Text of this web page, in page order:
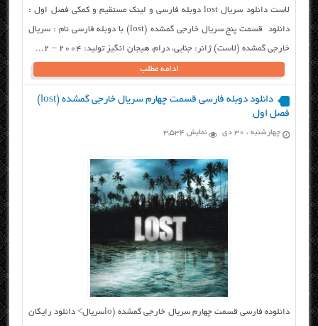
لاست دانلود سریال lost دوبله فارسی و لینک مستقیم و کمکی فصل اول :
دانلود قسمت پنج سریال خارجی گمشده (lost) با دوبله فارسی نام : سریال
خارجی گمشده (لاست) ژانر: جنایی، درام، هیجان انگیز تولید: ۲۰۰۴ – 2...
ادامه مطلب
دانلود دوبله فارسی قسمت چهارم سریال خارجی گمشده (lost)
فصل اول
چهارشنبه ، ۳۰ دی نمایش 3,534
دانلوده فارسی قسمت چهارم سریال خارجی گمشده (loسریال> دانلود رایگان